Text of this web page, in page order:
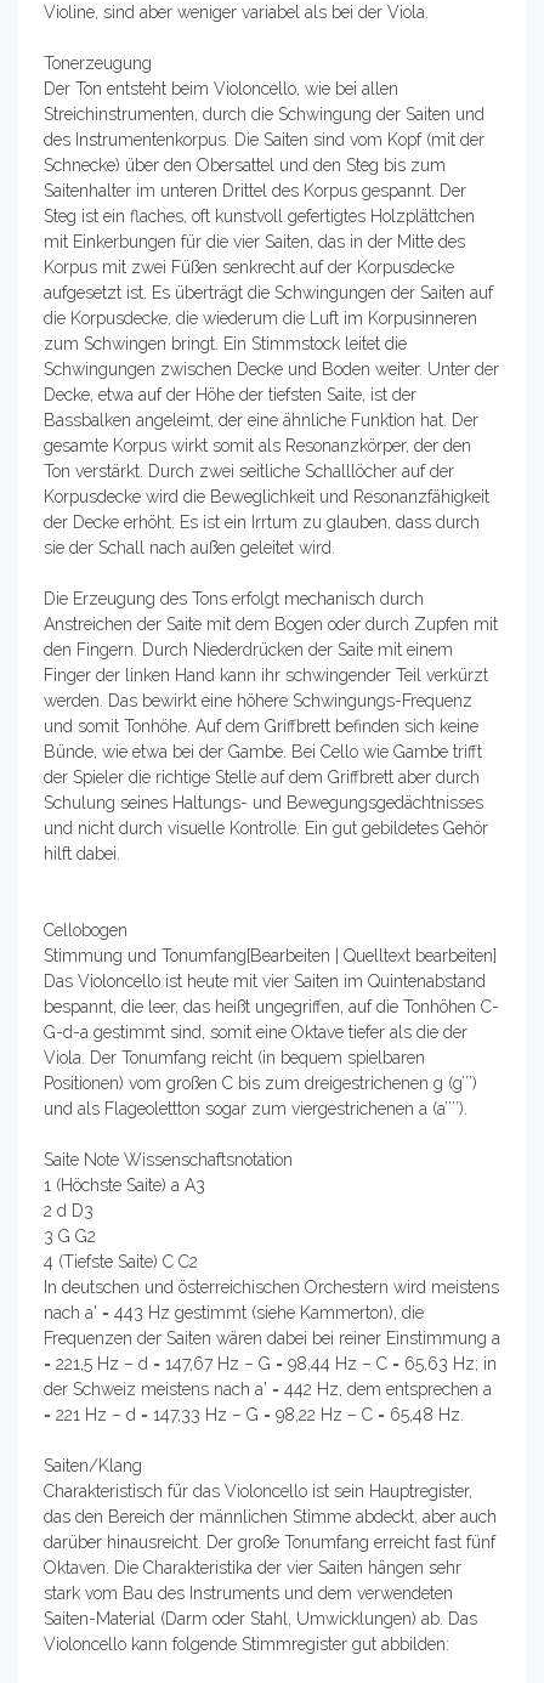
Violine, sind aber weniger variabel als bei der Viola.
Tonerzeugung
Der Ton entsteht beim Violoncello, wie bei allen
Streichinstrumenten, durch die Schwingung der Saiten und
des Instrumentenkorpus. Die Saiten sind vom Kopf (mit der
Schnecke) über den Obersattel und den Steg bis zum
Saitenhalter im unteren Drittel des Korpus gespannt. Der
Steg ist ein flaches, oft kunstvoll gefertigtes Holzplättchen
mit Einkerbungen für die vier Saiten, das in der Mitte des
Korpus mit zwei Füßen senkrecht auf der Korpusdecke
aufgesetzt ist. Es überträgt die Schwingungen der Saiten auf
die Korpusdecke, die wiederum die Luft im Korpusinneren
zum Schwingen bringt. Ein Stimmstock leitet die
Schwingungen zwischen Decke und Boden weiter. Unter der
Decke, etwa auf der Höhe der tiefsten Saite, ist der
Bassbalken angeleimt, der eine ähnliche Funktion hat. Der
gesamte Korpus wirkt somit als Resonanzkörper, der den
Ton verstärkt. Durch zwei seitliche Schalllöcher auf der
Korpusdecke wird die Beweglichkeit und Resonanzfähigkeit
der Decke erhöht. Es ist ein Irrtum zu glauben, dass durch
sie der Schall nach außen geleitet wird.
Die Erzeugung des Tons erfolgt mechanisch durch
Anstreichen der Saite mit dem Bogen oder durch Zupfen mit
den Fingern. Durch Niederdrücken der Saite mit einem
Finger der linken Hand kann ihr schwingender Teil verkürzt
werden. Das bewirkt eine höhere Schwingungs-Frequenz
und somit Tonhöhe. Auf dem Griffbrett befinden sich keine
Bünde, wie etwa bei der Gambe. Bei Cello wie Gambe trifft
der Spieler die richtige Stelle auf dem Griffbrett aber durch
Schulung seines Haltungs- und Bewegungsgedächtnisses
und nicht durch visuelle Kontrolle. Ein gut gebildetes Gehör
hilft dabei.
Cellobogen
Stimmung und Tonumfang[Bearbeiten | Quelltext bearbeiten]
Das Violoncello ist heute mit vier Saiten im Quintenabstand
bespannt, die leer, das heißt ungegriffen, auf die Tonhöhen C-
G-d-a gestimmt sind, somit eine Oktave tiefer als die der
Viola. Der Tonumfang reicht (in bequem spielbaren
Positionen) vom großen C bis zum dreigestrichenen g (g’’’)
und als Flageolettton sogar zum viergestrichenen a (a’’’’).
Saite Note Wissenschaftsnotation
1 (Höchste Saite) a A3
2 d D3
3 G G2
4 (Tiefste Saite) C C2
In deutschen und österreichischen Orchestern wird meistens
nach a' = 443 Hz gestimmt (siehe Kammerton), die
Frequenzen der Saiten wären dabei bei reiner Einstimmung a
= 221,5 Hz – d = 147,67 Hz – G = 98,44 Hz – C = 65,63 Hz; in
der Schweiz meistens nach a' = 442 Hz, dem entsprechen a
= 221 Hz – d = 147,33 Hz – G = 98,22 Hz – C = 65,48 Hz.
Saiten/Klang
Charakteristisch für das Violoncello ist sein Hauptregister,
das den Bereich der männlichen Stimme abdeckt, aber auch
darüber hinausreicht. Der große Tonumfang erreicht fast fünf
Oktaven. Die Charakteristika der vier Saiten hängen sehr
stark vom Bau des Instruments und dem verwendeten
Saiten-Material (Darm oder Stahl, Umwicklungen) ab. Das
Violoncello kann folgende Stimmregister gut abbilden: